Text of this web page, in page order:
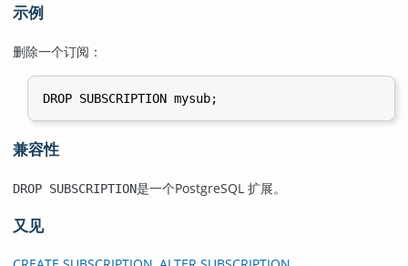
示例
删除一个订阅：
兼容性
DROP SUBSCRIPTION是一个PostgreSQL 扩展。
又见